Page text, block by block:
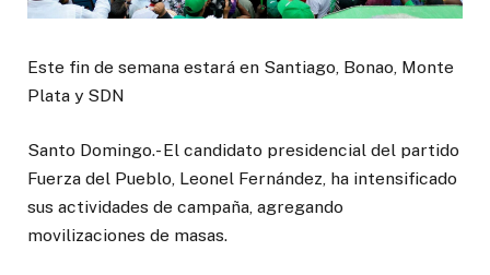
Este fin de semana estará en Santiago, Bonao, Monte
Plata y SDN
Santo Domingo.- El candidato presidencial del partido
Fuerza del Pueblo, Leonel Fernández, ha intensificado
sus actividades de campaña, agregando
movilizaciones de masas.